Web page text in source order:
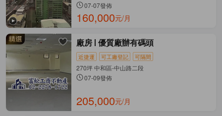
07-07發佈
160,000元/月
廠房 優質廠辦有碼頭
近捷運 可工廠登記 可隔間
270坪 中和區-中山路二段
07-09發佈
205,000元/月